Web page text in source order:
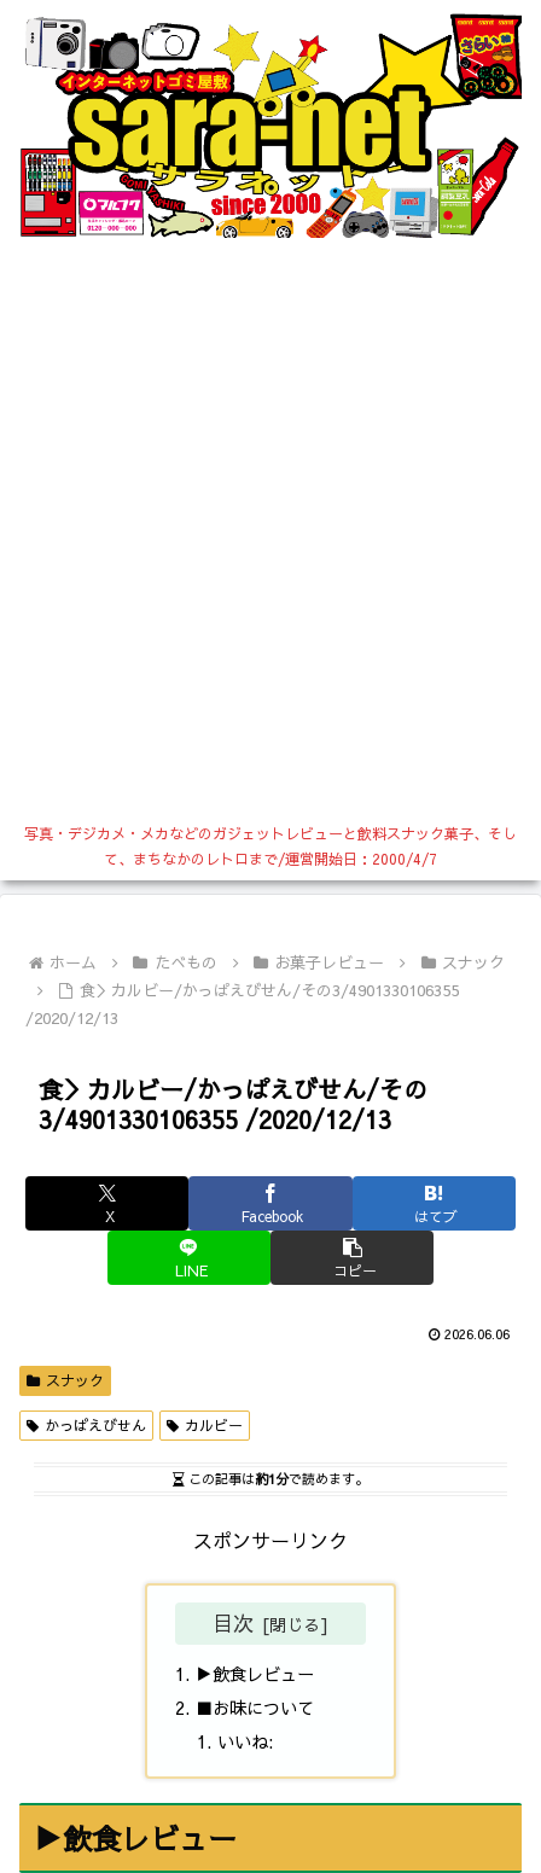
写真・デジカメ・メカなどのガジェットレビューと飲料スナック菓子、そし
て、まちなかのレトロまで/運営開始日：2000/4/7
ホーム たべもの お菓子レビュー
スナック
食＞カルビー/かっぱえびせん/その3/4901330106355
/2020/12/13
食＞カルビー/かっぱえびせん/その
3/4901330106355 /2020/12/13
X Facebook はてブ
LINE コピー
2026.06.06
スナック
かっぱえびせん カルビー
この記事は約1分で読めます。
スポンサーリンク
目次
▶飲食レビュー
■お味について
いいね:
▶飲食レビュー